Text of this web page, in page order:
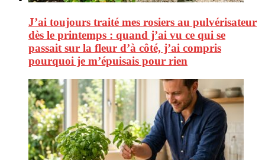
J’ai toujours traité mes rosiers au pulvérisateur
dès le printemps : quand j’ai vu ce qui se
passait sur la fleur d’à côté, j’ai compris
pourquoi je m’épuisais pour rien